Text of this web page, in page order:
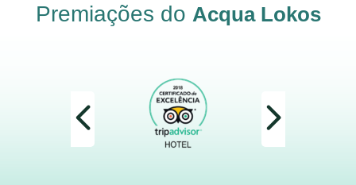
Premiações do Acqua Lokos